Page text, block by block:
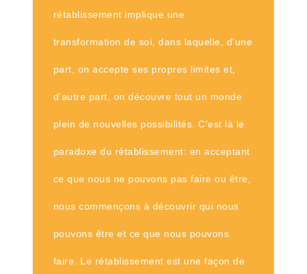
rétablissement implique une
transformation de soi, dans laquelle, d'une
part, on accepte ses propres limites et,
d'autre part, on découvre tout un monde
plein de nouvelles possibilités. C'est là le
paradoxe du rétablissement: en acceptant
ce que nous ne pouvons pas faire ou être,
nous commençons à découvrir qui nous
pouvons être et ce que nous pouvons
faire. Le rétablissement est une façon de